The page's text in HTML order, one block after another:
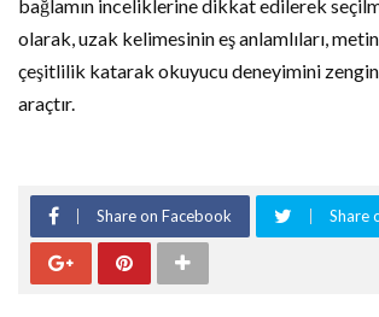
bağlamın inceliklerine dikkat edilerek
olarak, uzak kelimesinin eş anlamlıları,
çeşitlilik katarak okuyucu deneyimini
araçtır.
Share on Facebook Share